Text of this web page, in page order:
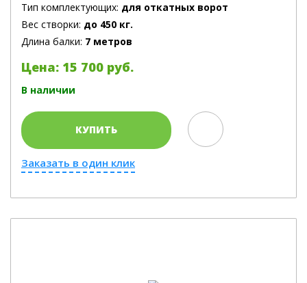
Тип комплектующих: для откатных ворот
Вес створки: до 450 кг.
Длина балки: 7 метров
Цена: 15 700 руб.
В наличии
КУПИТЬ
Заказать в один клик